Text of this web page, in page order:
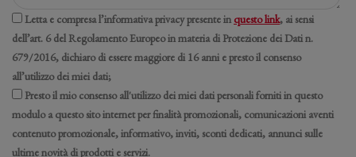
Letta e compresa l’informativa privacy presente in questo link, ai sensi
dell’art. 6 del Regolamento Europeo in materia di Protezione dei Dati n.
679/2016, dichiaro di essere maggiore di 16 anni e presto il consenso
all’utilizzo dei miei dati;
Presto il mio consenso all'utilizzo dei miei dati personali forniti in questo
modulo a questo sito internet per finalità promozionali, comunicazioni aventi
contenuto promozionale, informativo, inviti, sconti dedicati, annunci sulle
ultime novità di prodotti e servizi.